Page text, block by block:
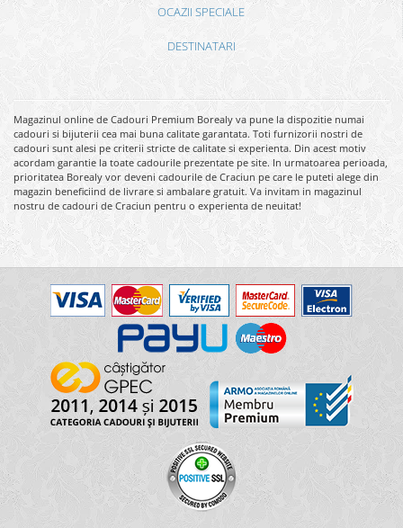
OCAZII SPECIALE
DESTINATARI
Magazinul online de Cadouri Premium Borealy va pune la dispozitie numai
cadouri si bijuterii cea mai buna calitate garantata. Toti furnizorii nostri de
cadouri sunt alesi pe criterii stricte de calitate si experienta. Din acest motiv
acordam garantie la toate cadourile prezentate pe site. In urmatoarea perioada,
prioritatea Borealy vor deveni cadourile de Craciun pe care le puteti alege din
magazin beneficiind de livrare si ambalare gratuit. Va invitam in magazinul
nostru de cadouri de Craciun pentru o experienta de neuitat!